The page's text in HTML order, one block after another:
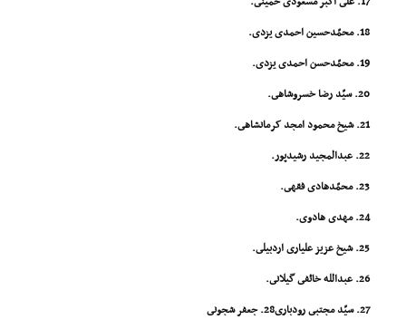
18. محمّدحسین احمدى یزدى.
19. محمّدحسن احمدى یزدى.
20. سیّد رضا خسروشاهى.
21. شیخ محمود امجد کرمانشاهى.
22. عبدالمجید رشیدپور.
23. محمّدهادى فقهى.
24. مهدى هادوى.
25. شیخ عزیز علیارى اردبیلى.
26. عبدالله خائفى گیلانى.
27. سیّد مجتبى رودبارى28. جعفر شجونى